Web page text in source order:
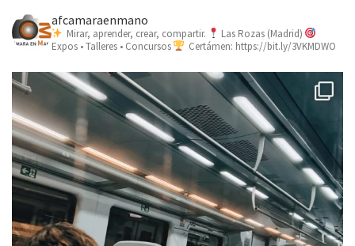
afcamaraenmano
Mirar, aprender, crear, compartir.
Las Rozas (Madrid)
Expos • Talleres • Concursos
Certámen: https://bit.ly/3VKMDWO